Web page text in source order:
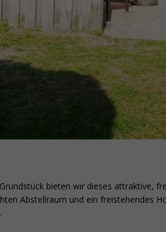
bieten wir dieses attraktive,
Abstellraum und ein freistehendes